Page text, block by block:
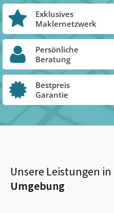
Exklusives
Maklernetzwerk
Persönliche
Beratung
Bestpreis
Garantie
Unsere Leistungen in
Umgebung